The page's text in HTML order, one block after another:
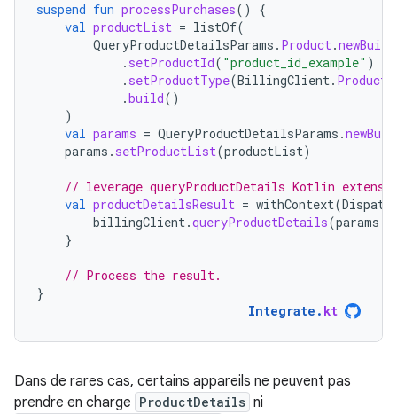
suspend fun processPurchases()
{
val productList = listOf(
QueryProductDetailsParams . Product.
. setProductId( "product_id_example" )
. setProductType(BillingClient.
.build()
)
val params = QueryProductDetailsParams .
params . setProductList(productList)
// leverage queryProductDetails Kotlin
val productDetailsResult = withContext(
billingClient.queryProductDetails(params
}
// Process the result.
}
Integrate . kt
Dans de rares cas, certains appareils ne peuvent pas
prendre en charge ProductDetails ni